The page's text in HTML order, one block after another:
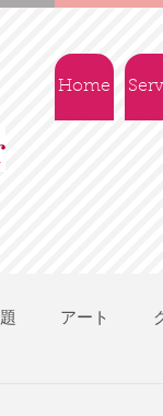
Home
アート